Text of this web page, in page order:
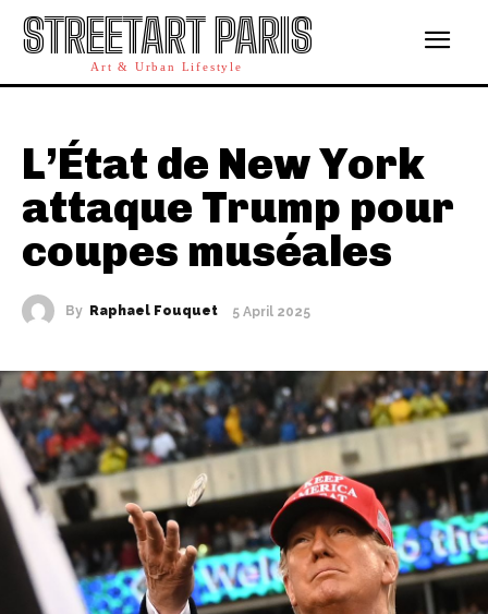
STREETART PARIS
Art & Urban Lifestyle
L’État de New York
attaque Trump pour
coupes muséales
By Raphael Fouquet 5 April 2025